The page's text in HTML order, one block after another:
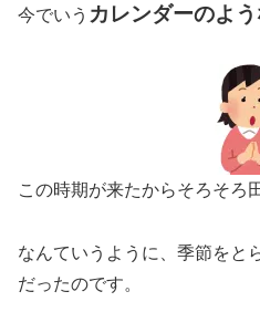
今でいう カレンダーのよう
この時期が来たからそろそろ
なんていうように、季節をと
だったのです。